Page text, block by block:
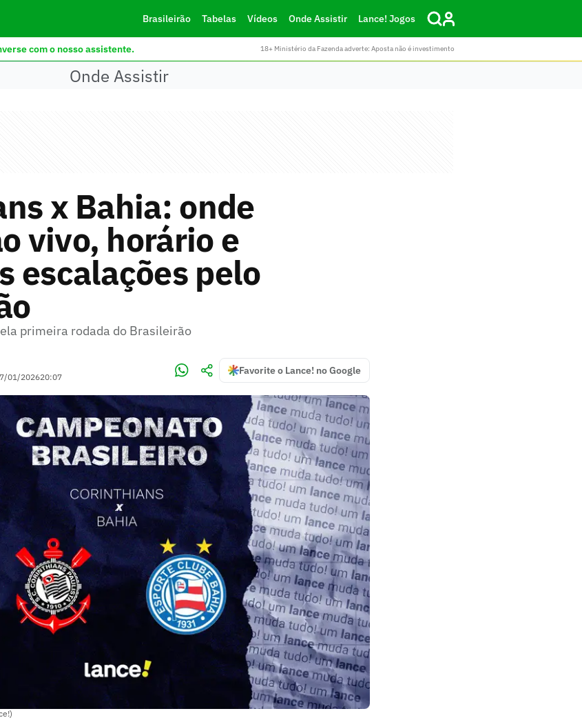
Brasileirão Tabelas Vídeos Onde Assistir Lance! Jogos
com o nosso assistente. 18+ Ministério da Fazenda adverte: Aposta não é investimento
Onde Assistir
x Bahia: onde
vivo, horário e
escalações pelo
primeira rodada do Brasileirão
01/202620:07
Favorite o Lance! no Google